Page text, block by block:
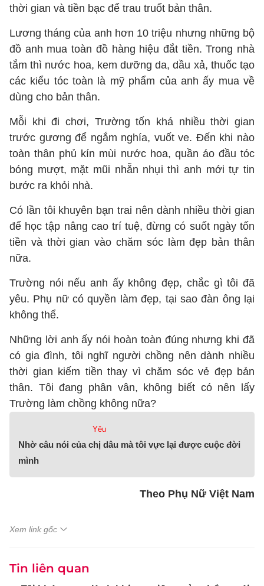
thời gian và tiền bạc để trau truốt bản thân.
Lương tháng của anh hơn 10 triệu nhưng những bộ
đồ anh mua toàn đồ hàng hiệu đắt tiền. Trong nhà
tắm thì nước hoa, kem dưỡng da, dầu xả, thuốc tạo
các kiểu tóc toàn là mỹ phẩm của anh ấy mua về
dùng cho bản thân.
Mỗi khi đi chơi, Trường tốn khá nhiều thời gian
trước gương để ngắm nghía, vuốt ve. Đến khi nào
toàn thân phủ kín mùi nước hoa, quần áo đầu tóc
bóng mượt, mặt mũi nhẵn nhụi thì anh mới tự tin
bước ra khỏi nhà.
Có lần tôi khuyên bạn trai nên dành nhiều thời gian
để học tập nâng cao trí tuệ, đừng có suốt ngày tốn
tiền và thời gian vào chăm sóc làm đẹp bản thân
nữa.
Trường nói nếu anh ấy không đẹp, chắc gì tôi đã
yêu. Phụ nữ có quyền làm đẹp, tại sao đàn ông lại
không thể.
Những lời anh ấy nói hoàn toàn đúng nhưng khi đã
có gia đình, tôi nghĩ người chồng nên dành nhiều
thời gian kiếm tiền thay vì chăm sóc vẻ đẹp bản
thân. Tôi đang phân vân, không biết có nên lấy
Trường làm chồng không nữa?
Yêu
Nhờ câu nói của chị dâu mà tôi vực lại được cuộc đời
mình
Theo Phụ Nữ Việt Nam
Xem link gốc
Tin liên quan